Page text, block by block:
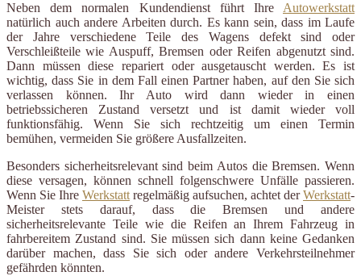
Neben dem normalen Kundendienst führt Ihre Autowerkstatt
natürlich auch andere Arbeiten durch. Es kann sein, dass im Laufe
der Jahre verschiedene Teile des Wagens defekt sind oder
Verschleißteile wie Auspuff, Bremsen oder Reifen abgenutzt sind.
Dann müssen diese repariert oder ausgetauscht werden. Es ist
wichtig, dass Sie in dem Fall einen Partner haben, auf den Sie sich
verlassen können. Ihr Auto wird dann wieder in einen
betriebssicheren Zustand versetzt und ist damit wieder voll
funktionsfähig. Wenn Sie sich rechtzeitig um einen Termin
bemühen, vermeiden Sie größere Ausfallzeiten.
Besonders sicherheitsrelevant sind beim Autos die Bremsen. Wenn
diese versagen, können schnell folgenschwere Unfälle passieren.
Wenn Sie Ihre Werkstatt regelmäßig aufsuchen, achtet derWerkstatt-
Meister stets darauf, dass die Bremsen und andere
sicherheitsrelevante Teile wie die Reifen an Ihrem Fahrzeug in
fahrbereitem Zustand sind. Sie müssen sich dann keine Gedanken
darüber machen, dass Sie sich oder andere Verkehrsteilnehmer
gefährden könnten.